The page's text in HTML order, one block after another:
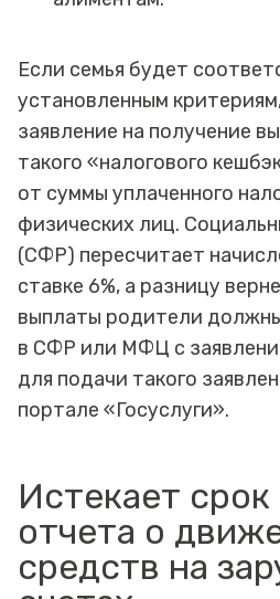
Если семья будет
установленным
заявление на получение
такого «налогового
от суммы уплаченного
физических лиц.
(СФР) пересчитает
ставке 6%, а разницу
выплаты родители
в СФР или МФЦ с
для подачи такого
портале «Госуслуги».
Истекает срок
отчета о
средств на